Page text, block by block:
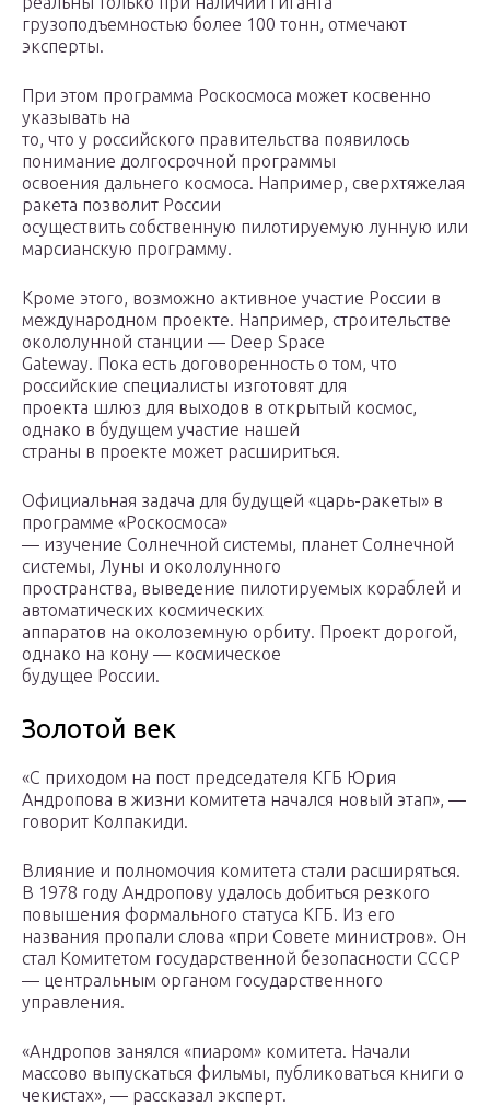
грузоподъемностью более 100 тонн, отмечают
эксперты.
При этом программа Роскосмоса может косвенно
указывать на
то, что у российского правительства появилось
понимание долгосрочной программы
освоения дальнего космоса. Например, сверхтяжелая
ракета позволит России
осуществить собственную пилотируемую лунную или
марсианскую программу.
Кроме этого, возможно активное участие России в
международном проекте. Например, строительстве
окололунной станции — Deep Space
Gateway. Пока есть договоренность о том, что
российские специалисты изготовят для
проекта шлюз для выходов в открытый космос,
однако в будущем участие нашей
страны в проекте может расшириться.
Официальная задача для будущей «царь-ракеты» в
программе «Роскосмоса»
— изучение Солнечной системы, планет Солнечной
системы, Луны и окололунного
пространства, выведение пилотируемых кораблей и
автоматических космических
аппаратов на околоземную орбиту. Проект дорогой,
однако на кону — космическое
будущее России.
Золотой век
«С приходом на пост председателя КГБ Юрия
Андропова в жизни комитета начался новый этап», —
говорит Колпакиди.
Влияние и полномочия комитета стали расширяться.
В 1978 году Андропову удалось добиться резкого
повышения формального статуса КГБ. Из его
названия пропали слова «при Совете министров». Он
стал Комитетом государственной безопасности СССР
— центральным органом государственного
управления.
«Андропов занялся «пиаром» комитета. Начали
массово выпускаться фильмы, публиковаться книги о
чекистах», — рассказал эксперт.